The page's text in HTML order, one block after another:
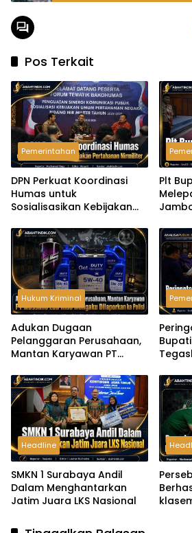
Pos Terkait
Pemerintahan
DPN Perkuat Koordinasi
Humas untuk
Sosialisasikan Kebijakan
Plt
Hukum Kriminal
Adukan Dugaan
Pelanggaran Perusahaan,
Mantan Karyawan PT
Mengaku Dilaporkan ke
Polisi
Headline
SMKN 1 Surabaya Andil
Dalam Menghantarkan
Jatim Juara LKS Nasional